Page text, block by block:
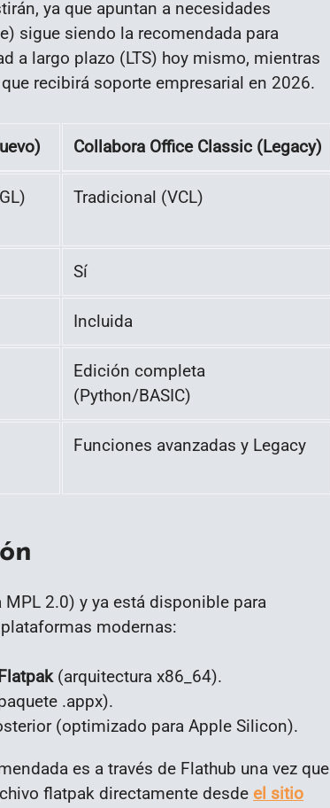
ya que apuntan a necesidades
sigue siendo la recomendada para
a largo plazo (LTS) hoy mismo, mientras
recibirá soporte empresarial en 2026.
Collabora Office Classic (Legacy)
Tradicional (VCL)
Sí
Incluida
Edición completa
(Python/BASIC)
Funciones avanzadas y Legacy
2.0) y ya está disponible para
modernas:
Flatpak(arquitectura x86_64).
.appx).
(optimizado para Apple Silicon).
es a través de Flathub una vez que
flatpak directamente desde el sitio